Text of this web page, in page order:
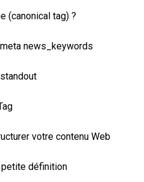
(canonical tag) ?
news_keywords
votre contenu Web
définition